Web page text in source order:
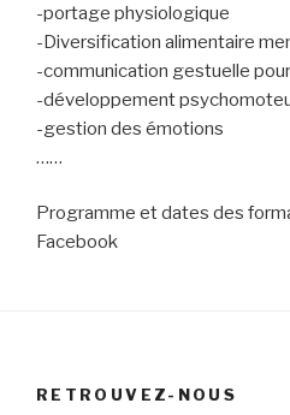
-portage physiologique
-Diversification alimentaire
-communication gestuelle
-développement
-gestion des émotions
……
Programme et dates des
Facebook
RETROUVEZ-NOUS